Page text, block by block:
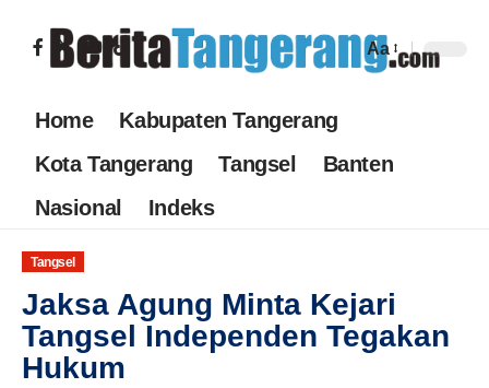
Aa
Home
Kabupaten Tangerang
Kota Tangerang
Tangsel
Banten
Nasional
Indeks
Tangsel
Jaksa Agung Minta Kejari
Tangsel Independen Tegakan
Hukum